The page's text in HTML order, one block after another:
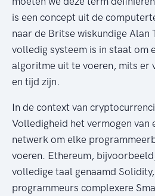
is een concept uit de
naar de Britse wiskundige Alan
volledig systeem is in staat om
algoritme uit te voeren, mits er
en tijd zijn.
In de context van
Volledigheid het vermogen van
netwerk om elke
voeren. Ethereum,
volledige taal genaamd
programmeurs complexere